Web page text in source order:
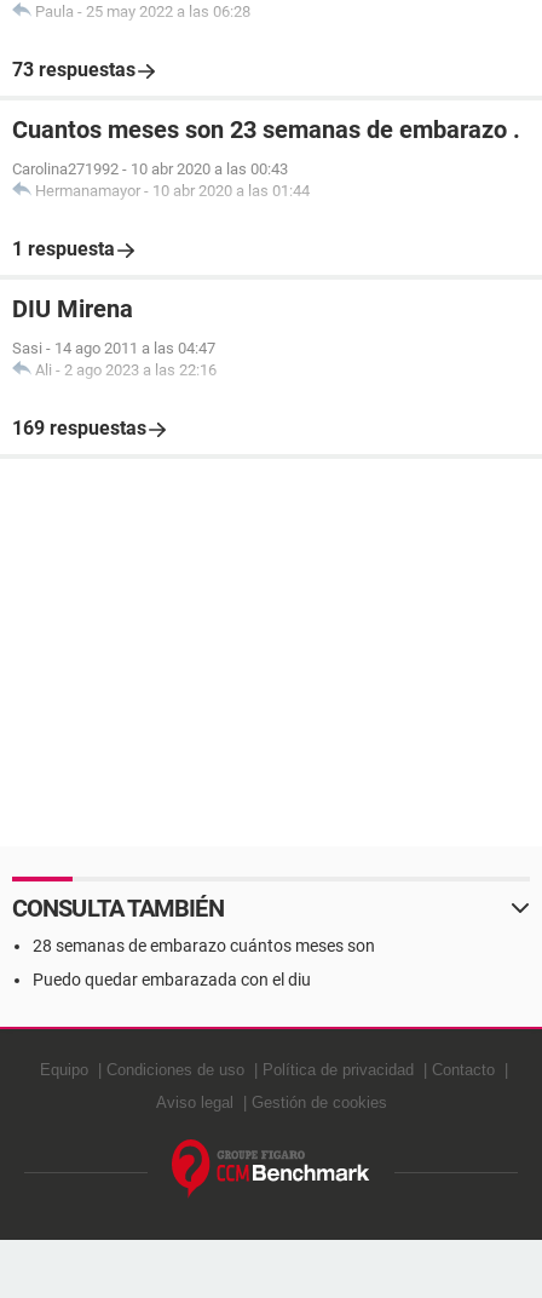
Paula - 25 may 2022 a las 06:28
73 respuestas
Cuantos meses son 23 semanas de embarazo .
Carolina271992 - 10 abr 2020 a las 00:43
Hermanamayor - 10 abr 2020 a las 01:44
1 respuesta
DIU Mirena
Sasi - 14 ago 2011 a las 04:47
Ali - 2 ago 2023 a las 22:16
169 respuestas
CONSULTA TAMBIÉN
28 semanas de embarazo cuántos meses son
Puedo quedar embarazada con el diu
Equipo Condiciones de uso Política de privacidad
Contacto
Aviso legal
Gestión de cookies